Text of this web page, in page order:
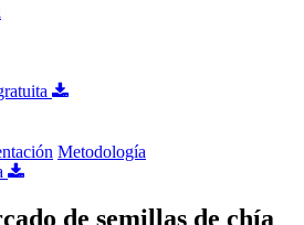
Metodología
de semillas de chía